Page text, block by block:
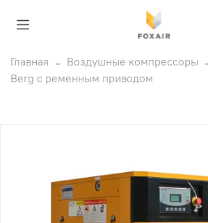
Главная Воздушные компрессоры
Berg с ременным приводом